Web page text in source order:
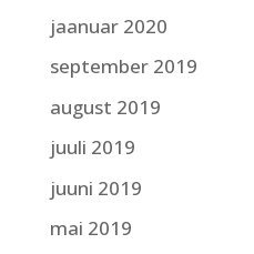
jaanuar 2020
september 2019
august 2019
juuli 2019
juuni 2019
mai 2019